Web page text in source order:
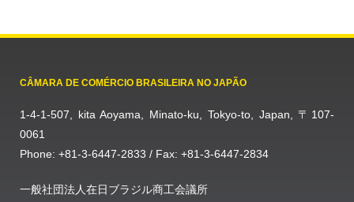
CÂMARA DE COMÉRCIO BRASILEIRA NO JAPÃO
1-4-1-507, kita Aoyama, Minato-ku, Tokyo-to, Japan, 〒107-
0061
Phone: +81-3-6447-2833 / Fax: +81-3-6447-2834
一般社団法人在日ブラジル商工会議所